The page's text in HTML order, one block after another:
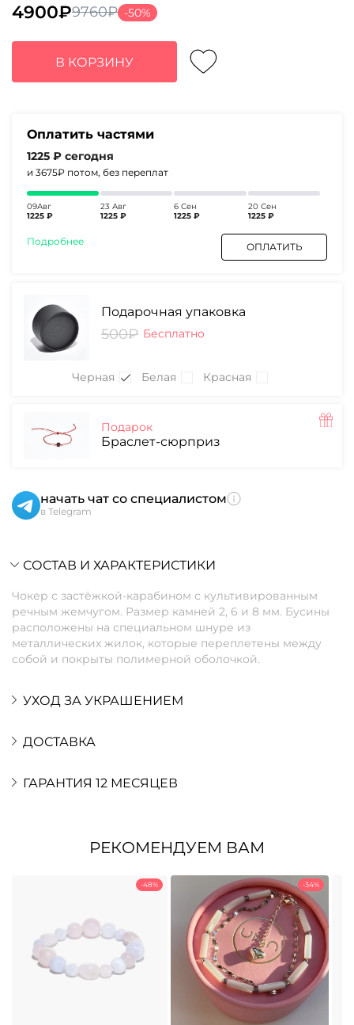
9760₽
Первоначальная
цена
составляла
9760₽.
4900₽
Текущая
цена:
4900₽.
-50%
В КОРЗИНУ
Оплатить частями
1225 ₽ сегодня
и 3675₽ потом, без переплат
09Авг
1225 ₽
23 Авг
1225 ₽
6 Сен
1225 ₽
20 Сен
1225 ₽
Подробнее ОПЛАТИТЬ
Подарочная упаковка
500₽ Бесплатно
Черная Белая Красная
Подарок
Браслет-сюрприз
начать чат со специалистом
в Telegram
СОСТАВ И ХАРАКТЕРИСТИКИ
Чокер с застёжкой-карабином с культивированным
речным жемчугом. Размер камней 2, 6 и 8 мм. Бусины
расположены на специальном шнуре из
металлических жилок, которые переплетены между
собой и покрыты полимерной оболочкой.
УХОД ЗА УКРАШЕНИЕМ
ДОСТАВКА
ГАРАНТИЯ 12 МЕСЯЦЕВ
РЕКОМЕНДУЕМ ВАМ
-48% -34%